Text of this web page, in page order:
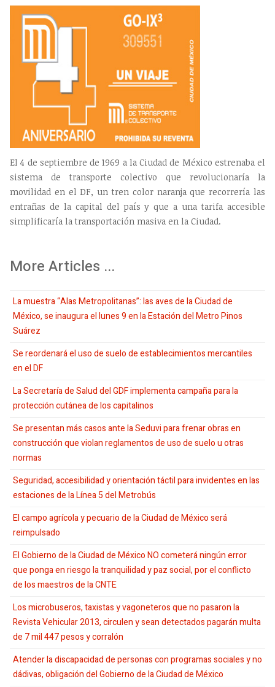
El 4 de septiembre de 1969 a la Ciudad de México estrenaba el
sistema de transporte colectivo que revolucionaría la
movilidad en el DF, un tren color naranja que recorrería las
entrañas de la capital del país y que a una tarifa accesible
simplificaría la transportación masiva en la Ciudad.
More Articles ...
La muestra “Alas Metropolitanas”: las aves de la Ciudad de
México, se inaugura el lunes 9 en la Estación del Metro Pinos
Suárez
Se reordenará el uso de suelo de establecimientos mercantiles
en el DF
La Secretaría de Salud del GDF implementa campaña para la
protección cutánea de los capitalinos
Se presentan más casos ante la Seduvi para frenar obras en
construcción que violan reglamentos de uso de suelo u otras
normas
Seguridad, accesibilidad y orientación táctil para invidentes en las
estaciones de la Línea 5 del Metrobús
El campo agrícola y pecuario de la Ciudad de México será
reimpulsado
El Gobierno de la Ciudad de México NO cometerá ningún error
que ponga en riesgo la tranquilidad y paz social, por el conflicto
de los maestros de la CNTE
Los microbuseros, taxistas y vagoneteros que no pasaron la
Revista Vehicular 2013, circulen y sean detectados pagarán multa
de 7 mil 447 pesos y corralón
Atender la discapacidad de personas con programas sociales y no
dádivas, obligación del Gobierno de la Ciudad de México